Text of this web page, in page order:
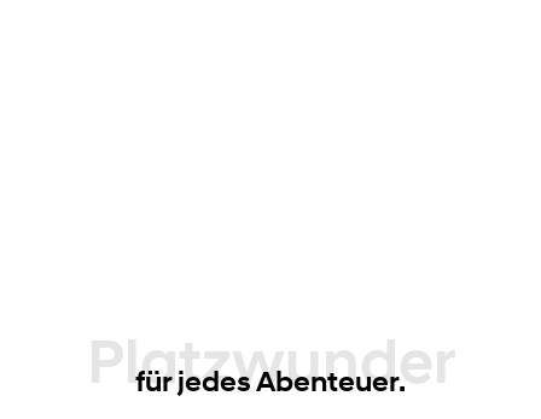
Platzwunder
für jedes Abenteuer.